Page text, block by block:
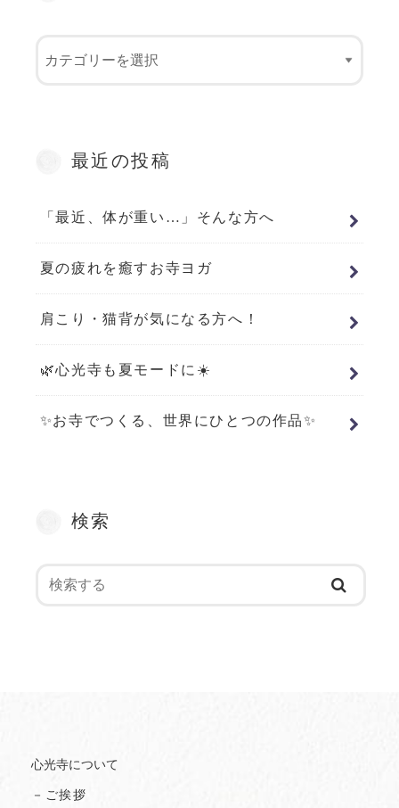
最近の投稿
「最近、体が重い…」そんな方へ
夏の疲れを癒すお寺ヨガ
肩こり・猫背が気になる方へ！
🌿心光寺も夏モードに☀️
✨お寺でつくる、世界にひとつの作品✨
検索
心光寺について
－ご挨拶